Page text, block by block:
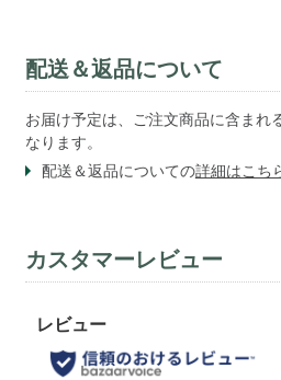
配送＆返品について
お届け予定は、ご注文商品に含まれ
なります。
配送＆返品についての詳細はこち
カスタマーレビュー